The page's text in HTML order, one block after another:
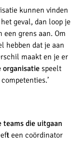
kunnen vinden
geval, dan loop je
grens aan. Om
hebben dat je aan
maakt en je er
organisatie speelt
teams die uitgaan
een coördinator